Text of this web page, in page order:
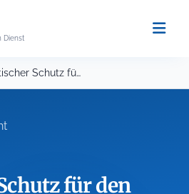
Dienst
Juristischer Schutz für den Innen- und Außendienst -Handwerkliche...
für den